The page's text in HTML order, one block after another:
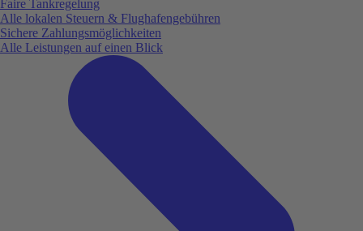
Faire Tankregelung
Alle lokalen Steuern & Flughafengebühren
Sichere Zahlungsmöglichkeiten
Alle Leistungen auf einen Blick